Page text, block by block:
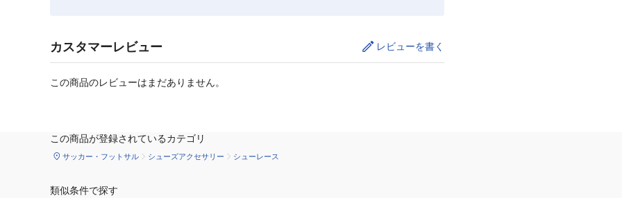
カスタマーレビュー レビューを書く
この商品のレビューはまだありません。
この商品が登録されているカテゴリ
サッカー・フットサル シューズアクセサリー シューレース
類似条件で探す